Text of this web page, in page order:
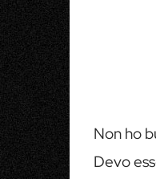
Non ho
Devo